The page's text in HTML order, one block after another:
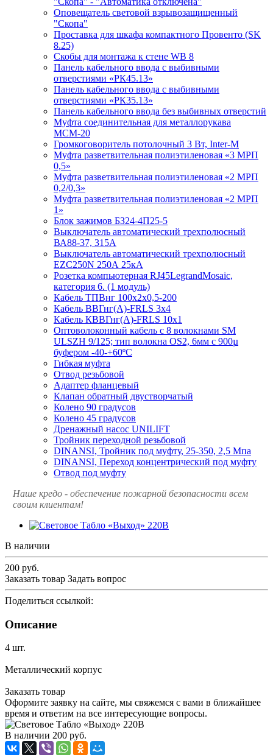
Оповещатель световой взрывозащищенный
"Скопа"
Проставка для шкафа компактного Провенто (SK
8.25)
Скобы для монтажа к стене WB 8
Панель кабельного ввода с выбивными
отверстиями «РК45.13»
Панель кабельного ввода с выбивными
отверстиями «РК35.13»
Панель кабельного ввода без выбивных отверстий
Муфта соединительная для металлорукава
МСМ-20
Громкоговоритель потолочный 3 Вт, Inter-M
Муфта разветвительная полиэтиленовая «3 МРП
0,5»
Муфта разветвительная полиэтиленовая «2 МРП
0,2/0,3»
Муфта разветвительная полиэтиленовая «2 МРП
1»
Блок зажимов БЗ24-4П25-5
Выключатель автоматический трехполюсный
ВА88-37, 315А
Выключатель автоматический трехполюсный
EZC250N 250А 25кА
Розетка компьютерная RJ45LegrandMosaic,
категория 6. (1 модуль)
Кабель ТПВнг 100х2х0,5-200
Кабель ВВГнг(А)-FRLS 3х4
Кабель КВВГнг(А)-FRLS 10х1
Оптоволоконный кабель с 8 волокнами SM
ULSZH 9/125; тип волокна OS2, 6мм с 900µ
буфером -40-+60ºC
Гибкая муфта
Отвод резьбовой
Адаптер фланцевый
Клапан обратный двустворчатый
Колено 90 градусов
Колено 45 градусов
Дренажный насос UNILIFT
Тройник переходной резьбовой
DINANSI, Тройник под муфту, 25-350, 2,5 Мпа
DINANSI, Переход концентрический под муфту
Отвод под муфту
Наше кредо - обеспечение пожарной безопасности всем
своим клиентам!
В наличии
200 руб.
Заказать товар Задать вопрос
Поделиться ссылкой:
Описание
4 шт.
Металлический корпус
Заказать товар
Оформите заявку на сайте, мы свяжемся с вами в ближайшее
время и ответим на все интересующие вопросы.
В наличии 200 руб.